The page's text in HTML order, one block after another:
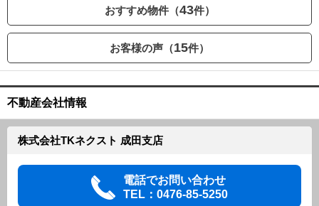
おすすめ物件（43件）
お客様の声（15件）
不動産会社情報
株式会社TKネクスト 成田支店
電話でお問い合わせ
TEL：0476-85-5250